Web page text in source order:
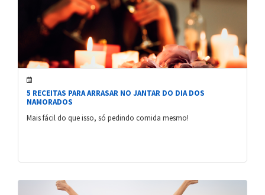
5 RECEITAS PARA ARRASAR NO JANTAR DO DIA DOS
NAMORADOS
Mais fácil do que isso, só pedindo comida mesmo!